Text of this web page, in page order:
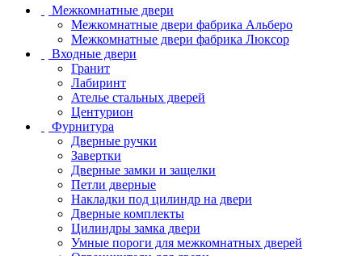
Межкомнатные двери
Межкомнатные двери фабрика Альберо
Межкомнатные двери фабрика Люксор
Входные двери
Гранит
Лабиринт
Ателье стальных дверей
Центурион
Фурнитура
Дверные ручки
Завертки
Дверные замки и защелки
Петли дверные
Накладки под цилиндр на двери
Дверные комплекты
Цилиндры замка двери
Умные пороги для межкомнатных дверей